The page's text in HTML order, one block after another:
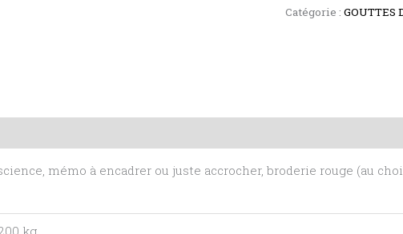
Catégorie : GOUTTES
mémo à encadrer ou juste accrocher, broderie rouge (au